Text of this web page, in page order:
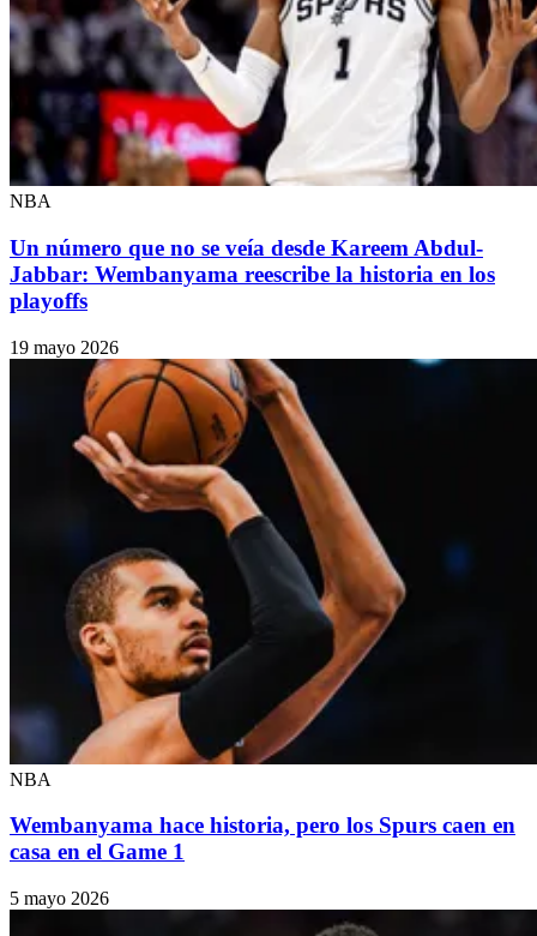
NBA
Un número que no se veía desde Kareem Abdul-
Jabbar: Wembanyama reescribe la historia en los
playoffs
19 mayo 2026
NBA
Wembanyama hace historia, pero los Spurs caen en
casa en el Game 1
5 mayo 2026